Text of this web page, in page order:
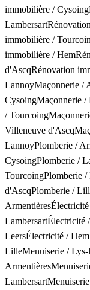
immobilière / Cysoing
Lambersart
immobilière /
immobilière / Hem
d'AscqRénovation
LannoyMaçonnerie /
CysoingMaçonnerie /
/ Tourcoing
Villeneuve d'Ascq
LannoyPlomberie /
CysoingPlomberie /
TourcoingPlomberie /
d'AscqPlomberie /
ArmentièresÉlectricité
LambersartÉlectricité /
LeersÉlectricité / Hem
LilleMenuiserie / Lys-
Armentières
LambersartMenuiserie